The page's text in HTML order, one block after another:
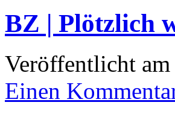
BZ | Plötzlich
Veröffentlicht am
Einen